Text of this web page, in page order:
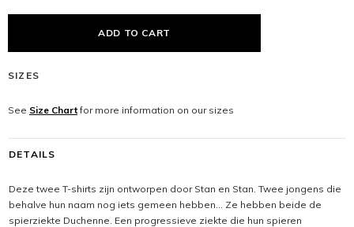
SIZES
See Size Chartfor more information on our sizes
DETAILS
Deze twee T-shirts zijn ontworpen door Stan en Stan. Twee jongens die
behalve hun naam nog iets gemeen hebben... Ze hebben beide de
spierziekte Duchenne. Een progressieve ziekte die hun spieren